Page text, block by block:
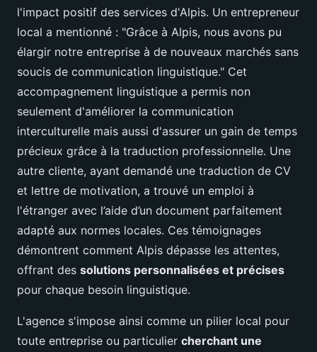
l'impact positif des services d'Alpis. Un entrepreneur
local a mentionné : "Grâce à Alpis, nous avons pu
élargir notre entreprise à de nouveaux marchés sans
soucis de communication linguistique." Cet
accompagnement linguistique a permis non
seulement d'améliorer la communication
interculturelle mais aussi d'assurer un gain de temps
précieux grâce à la traduction professionnelle. Une
autre cliente, ayant demandé une traduction de CV
et lettre de motivation, a trouvé un emploi à
l'étranger avec l’aide d’un document parfaitement
adapté aux normes locales. Ces témoignages
démontrent comment Alpis dépasse les attentes,
offrant des solutions personnalisées et précises
pour chaque besoin linguistique.
L'agence s'impose ainsi comme un pilier local pour
toute entreprise ou particulier cherchant une